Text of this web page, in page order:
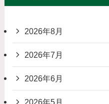
2026年8月
2026年7月
2026年6月
2026年5月